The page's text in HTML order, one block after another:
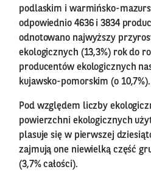
podlaskim i warmińsko-
odpowiednio 4636 i 3834
odnotowano najwyższy
ekologicznych (13,3%) rok do
producentów ekologicznych
kujawsko-pomorskim (o 10,7%).
Pod względem liczby
powierzchni ekologicznych
plasuje się w pierwszej
zajmują one niewielką część
(3,7% całości).